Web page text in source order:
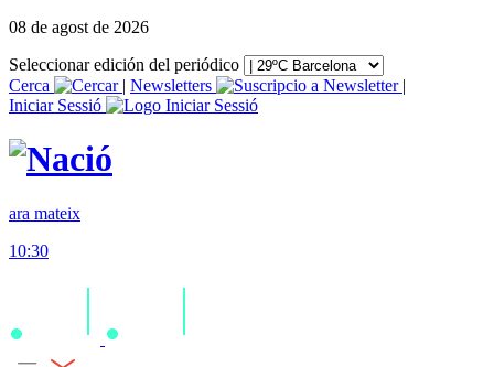
08 de agost de 2026
Seleccionar edición del periódico
Cerca
| Newsletters
|
Iniciar Sessió
ara mateix
10:30